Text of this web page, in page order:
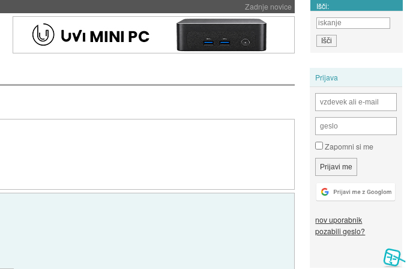
Zadnje novice Išči:
Prijava
Zapomni si me
nov uporabnik
pozabili geslo?